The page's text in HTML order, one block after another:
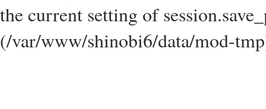
the current setting of
(/var/www/shinobi6/data/mod-